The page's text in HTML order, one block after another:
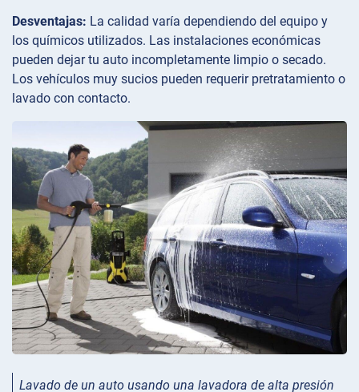
Desventajas: La calidad varía dependiendo del equipo y
los químicos utilizados. Las instalaciones económicas
pueden dejar tu auto incompletamente limpio o secado.
Los vehículos muy sucios pueden requerir pretratamiento o
lavado con contacto.
Lavado de un auto usando una lavadora de alta presión